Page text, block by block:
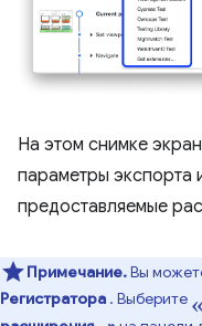
На этом снимке
параметры экспорта
предоставляемые
Примечание.Вы
Регистратора . Выберите